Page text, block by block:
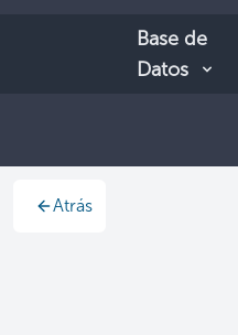
Base de
Datos
Atrás